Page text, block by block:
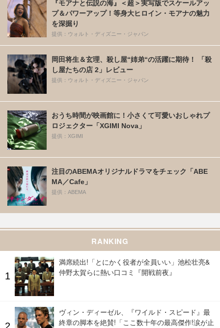
『モアナと伝説の海』＜超＞実写版でスケールアッ
プ＆パワーアップ！等身大ヒロイン・モアナの魅力
を深掘り
提供：ウォルト・ディズニー・ジャパン
岡田将生＆玄理、殺し屋“姉弟“の活躍に期待！ 「殺
し屋たちの店 2」レビュー
提供：ウォルト・ディズニー・ジャパン
おうち時間が映画館に！小さくて可愛いおしゃれプ
ロジェクター「XGIMI Nova」
提供：XGIMI
注目のABEMAオリジナルドラマをチェック「ABE
MA／Cafe」
提供：ABEMA
RANKING
満席続出!「とにかく役者が全員いい」池松壮亮&
仲野太賀らに熱い口コミ『開戦前夜』
ヴィン・ディーゼル、『ワイルド・スピード』最
終章の脚本を絶賛!「ここ数十年の最高傑作!涙が止